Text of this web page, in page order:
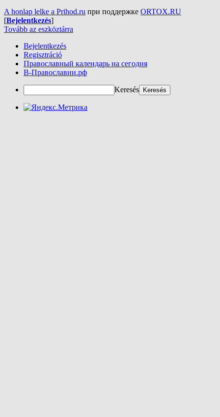
A honlap lelke a Prihod.ru при поддержке ORTOX.RU
[Bejelentkezés]
Tovább az eszköztárra
Bejelentkezés
Regisztráció
Православный календарь на сегодня
В-Православии.рф
Keresés